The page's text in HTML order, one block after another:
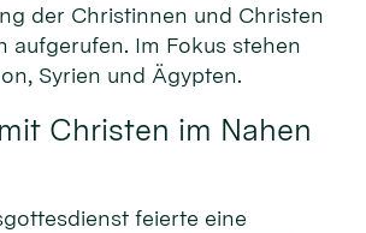
der Christinnen und Christen
aufgerufen. Im Fokus stehen
Syrien und Ägypten.
Christen im Nahen
feierte eine